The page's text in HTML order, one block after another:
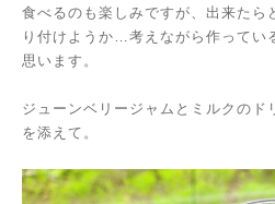
食べるのも楽しみですが、出来た
り付けようか… 考えながら作ってい
思います。
ジューンベリージャムとミルクのド
を添えて。